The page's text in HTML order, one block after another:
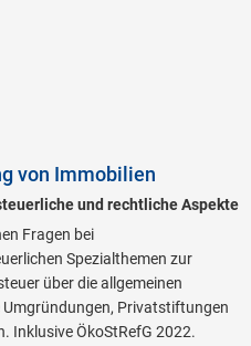
von Immobilien
und rechtliche Aspekte
Fragen bei
Spezialthemen zur
über die allgemeinen
Privatstiftungen
Inklusive ÖkoStRefG 2022.